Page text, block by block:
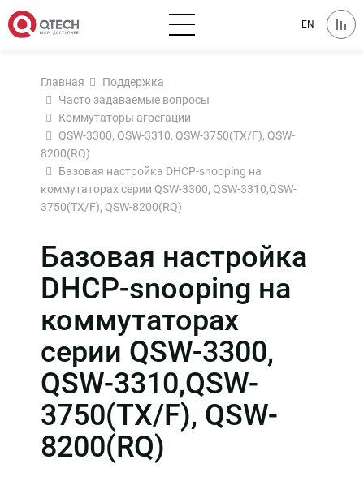
EN
Главная
Поддержка
Часто задаваемые вопросы
Коммутаторы агрегации
QSW-3300, QSW-3310, QSW-3750(TX/F), QSW-
8200(RQ)
Базовая настройка DHCP-snooping на
коммутаторах серии QSW-3300, QSW-3310,QSW-
3750(TX/F), QSW-8200(RQ)
Базовая настройка
DHCP-snooping на
коммутаторах
серии QSW-3300,
QSW-3310,QSW-
3750(TX/F), QSW-
8200(RQ)